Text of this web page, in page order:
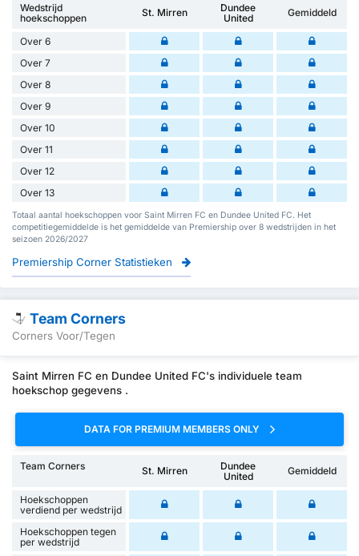
Wedstrijd
hoekschoppen
St. Mirren
Dundee
United
Gemiddeld
Over 6
Over 7
Over 8
Over 9
Over 10
Over 11
Over 12
Over 13
Totaal aantal hoekschoppen voor Saint Mirren FC en Dundee United FC. Het
competitiegemiddelde is het gemiddelde van Premiership over 8 wedstrijden in het
seizoen 2026/2027
Premiership Corner Statistieken
Team Corners
Corners Voor/Tegen
Saint Mirren FC en Dundee United FC's individuele team
hoekschop gegevens .
DATA FOR PREMIUM MEMBERS ONLY
Team Corners St. Mirren
Dundee
United
Gemiddeld
Hoekschoppen
verdiend per wedstrijd
Hoekschoppen tegen
per wedstrijd